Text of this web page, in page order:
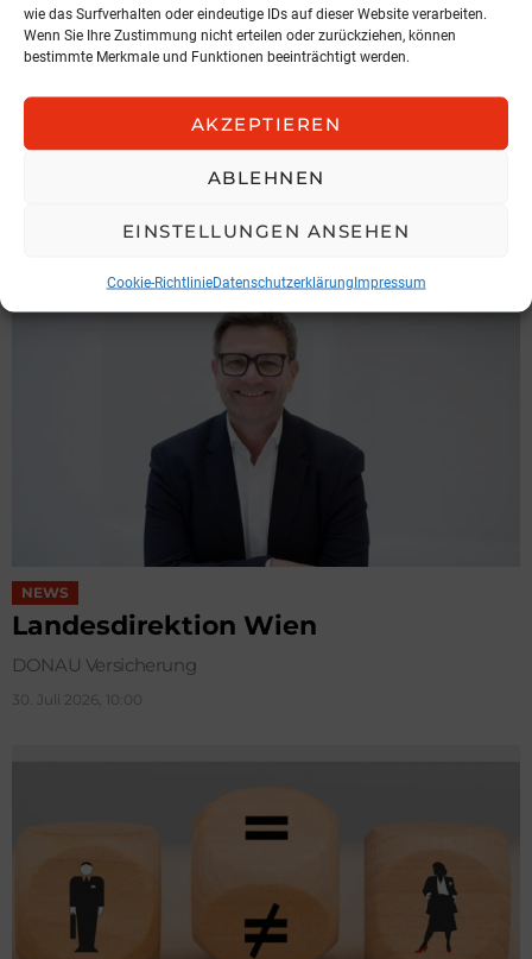
wie das Surfverhalten oder eindeutige IDs auf dieser Website verarbeiten.
Wenn Sie Ihre Zustimmung nicht erteilen oder zurückziehen, können
bestimmte Merkmale und Funktionen beeinträchtigt werden.
AKZEPTIEREN
ABLEHNEN
EINSTELLUNGEN ANSEHEN
Cookie-RichtlinieDatenschutzerklärungImpressum
NEWS
Hochnegger legt Präsidentenamt
zurück
3. August 2026, 6:49
NEWS
Landesdirektion Wien
DONAU Versicherung
30. Juli 2026, 10:00